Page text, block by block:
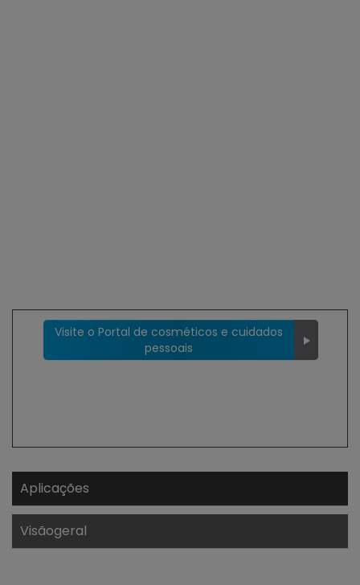
Visite o Portal de cosméticos e cuidados
pessoais
Aplicações
Visãogeral